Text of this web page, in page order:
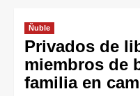
Ñuble
Privados de
miembros de
familia en